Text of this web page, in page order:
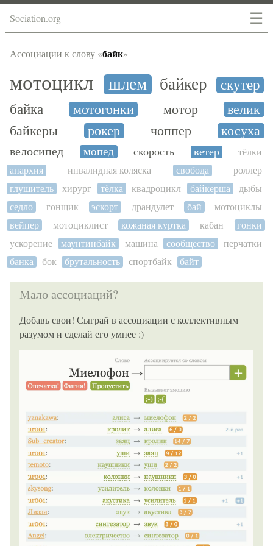
☰
Sociation.org
Ассоциации к слову «байк»
мотоцикл шлем байкер
скутер
байка
мотогонки мотор
велик
байкеры
рокер чоппер косуха
велосипед мопед скорость ветер
тёлки
анархия
инвалидная коляска свобода
роллер
глушитель
хирург тёлка квадроцикл байкерша
дыбы
седло
гонщик эскорт драндулет бай
мотоциклы
вейпер
мотоциклист кожаная куртка кабан
гонки
ускорение
маунтинбайк машина сообщество
перчатки
банка
бок брутальность спортбайк байт
Мало ассоциаций?
Добавь свои! Сыграй в ассоциации с коллективным
разумом и сделай его умнее :)